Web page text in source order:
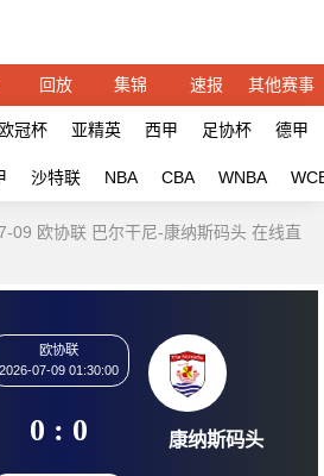
回放 集锦 速报 其他赛事
欧冠杯 亚精英 西甲 足协杯 德甲
沙特联 NBA CBA WNBA
09 欧协联 巴尔干尼-康纳斯码头 在线直
2026-07-09 01:30:00